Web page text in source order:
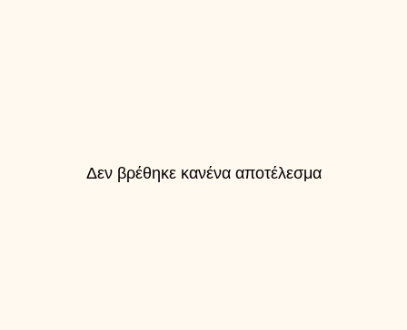
Δεν βρέθηκε κανένα αποτέλεσμα